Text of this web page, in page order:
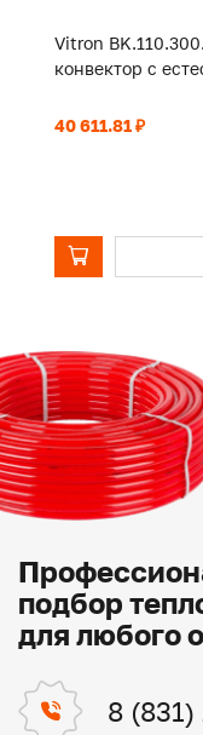
Vitron
конвектор с
40 611.81 ₽
подбор
для любого
8 (831)